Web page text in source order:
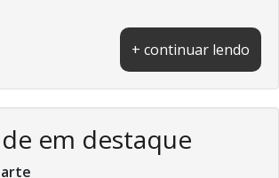
+ continuar lendo
em destaque